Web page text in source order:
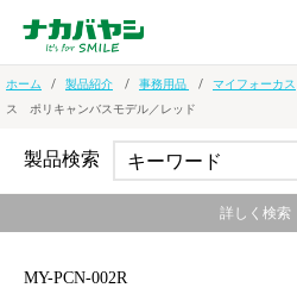
ホーム 製品紹介 事務用品 マイフォーカス
ス ポリキャンバスモデル／レッド
MY-PCN-002R
製品検索
詳しく検索